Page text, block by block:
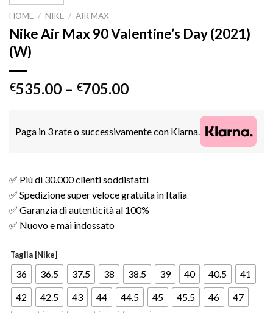
HOME / NIKE / AIR MAX
Nike Air Max 90 Valentine’s Day (2021)
(W)
€535.00 – €705.00
Paga in 3 rate o successivamente con Klarna.
✅ Più di 30.000 clienti soddisfatti
✅ Spedizione super veloce gratuita in Italia
✅ Garanzia di autenticità al 100%
✅ Nuovo e mai indossato
Taglia [Nike]
36 36.5 37.5 38 38.5 39 40 40.5
41
42
42.5 43 44 44.5 45 45.5 46
47